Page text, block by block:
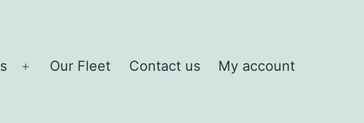
OpenOur Fleet Contact us My account